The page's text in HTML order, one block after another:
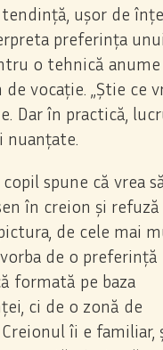
ușor de
preferința unui
o tehnică anume
vocație. „Știe ce
Dar în practică,
nuanțate.
spune că vrea
în creion și refuză
de cele mai
de o preferință
formată pe baza
ci de o zonă de
îi e familiar,